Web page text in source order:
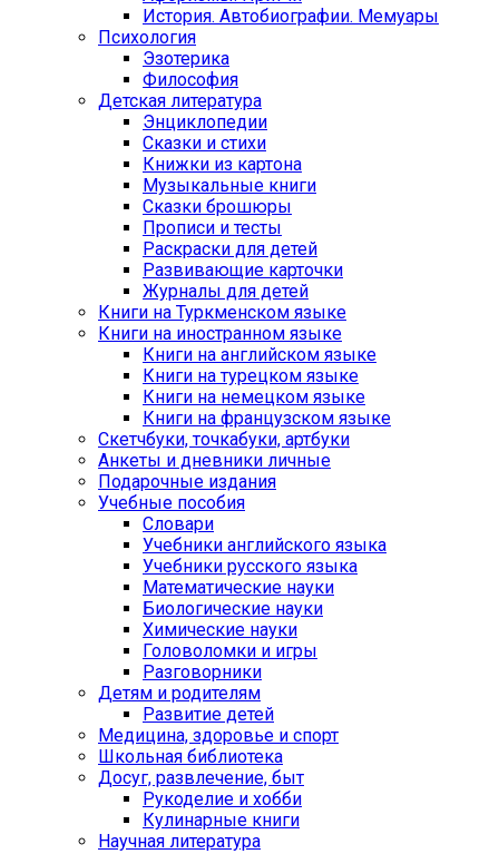
История. Автобиографии. Мемуары
Психология
Эзотерика
Философия
Детская литература
Энциклопедии
Сказки и стихи
Книжки из картона
Музыкальные книги
Сказки брошюры
Прописи и тесты
Раскраски для детей
Развивающие карточки
Журналы для детей
Книги на Туркменском языке
Книги на иностранном языке
Книги на английском языке
Книги на турецком языке
Книги на немецком языке
Книги на французском языке
Cкетчбуки, точкабуки, артбуки
Анкеты и дневники личные
Подарочные издания
Учебные пособия
Словари
Учебники английского языка
Учебники русского языка
Математические науки
Биологические науки
Химические науки
Головоломки и игры
Разговорники
Детям и родителям
Развитие детей
Медицина, здоровье и спорт
Школьная библиотека
Досуг, развлечение, быт
Рукоделие и хобби
Кулинарные книги
Научная литература